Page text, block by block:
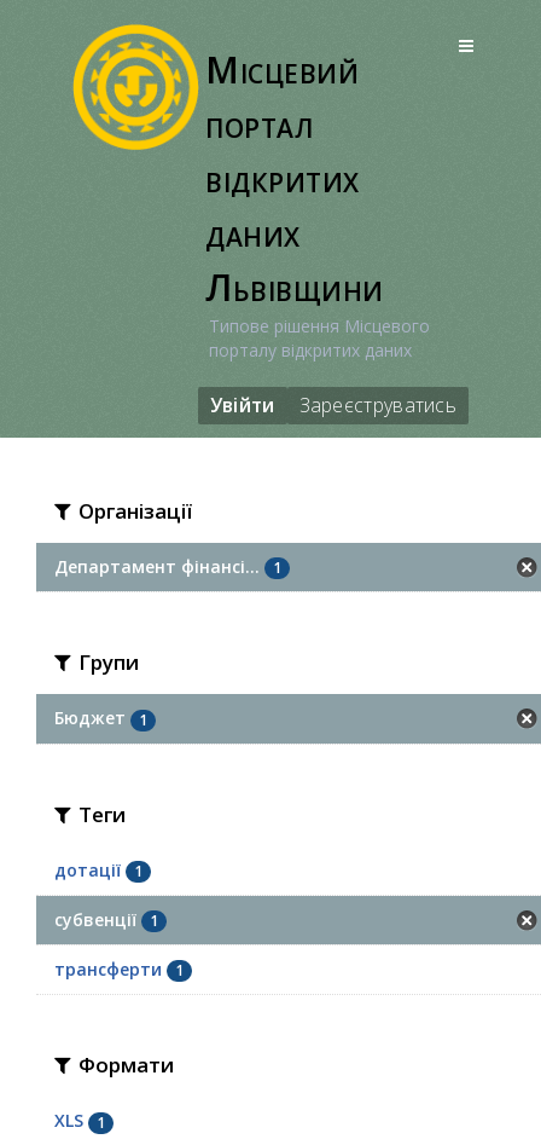
Місцевий
портал
відкритих
даних
Львівщини
Типове рішення Місцевого
порталу відкритих даних
Увійти Зареєструватись
Організації
Департамент фінансі... 1
Групи
Бюджет 1
Теги
дотації 1
субвенції 1
трансферти 1
Формати
XLS 1